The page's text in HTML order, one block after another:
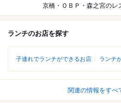
京橋・ＯＢＰ・森之宮のレ
ランチのお店を探す
子連れでランチができるお店 ランチ
関連の情報をすべ